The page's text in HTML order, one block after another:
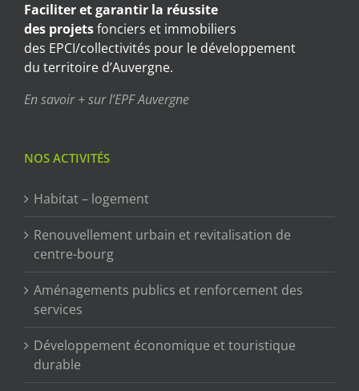
Faciliter et garantir la réussite
des projetsfonciers et immobiliers
des EPCI/collectivités pour le développement
du territoire d’Auvergne.
En savoir + sur l’EPF Auvergne
NOS ACTIVITÉS
Habitat – logement
Renouvellement urbain et revitalisation de
centre-bourg
Aménagements publics et renforcement des
services
Développement économique et touristique
durable